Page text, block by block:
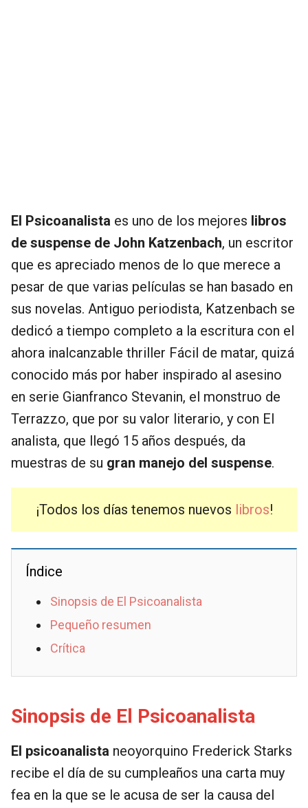
El Psicoanalista es uno de los mejores libros
de suspense de John Katzenbach, un escritor
que es apreciado menos de lo que merece a
pesar de que varias películas se han basado en
sus novelas. Antiguo periodista, Katzenbach se
dedicó a tiempo completo a la escritura con el
ahora inalcanzable thriller Fácil de matar, quizá
conocido más por haber inspirado al asesino
en serie Gianfranco Stevanin, el monstruo de
Terrazzo, que por su valor literario, y con El
analista, que llegó 15 años después, da
muestras de su gran manejo del suspense.
¡Todos los días tenemos nuevos libros!
Índice
Sinopsis de El Psicoanalista
Pequeño resumen
Crítica
Sinopsis de El Psicoanalista
El psicoanalista neoyorquino Frederick Starks
recibe el día de su cumpleaños una carta muy
fea en la que se le acusa de ser la causa del